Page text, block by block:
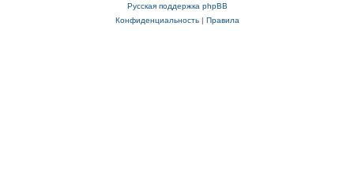
Русская поддержка phpBB
Конфиденциальность| Правила